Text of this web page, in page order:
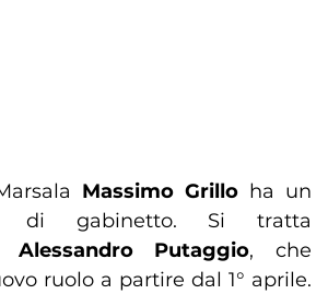
Massimo Grillo ha un
di gabinetto. Si tratta
Alessandro Putaggio, che
ruolo a partire dal 1° aprile.